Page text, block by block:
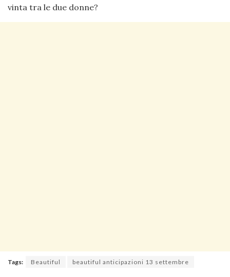
vinta tra le due donne?
Tags: Beautiful beautiful anticipazioni 13 settembre